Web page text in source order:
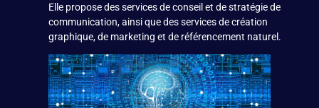
Elle propose des services de conseil et de stratégie de
communication, ainsi que des services de création
graphique, de marketing et de référencement naturel.